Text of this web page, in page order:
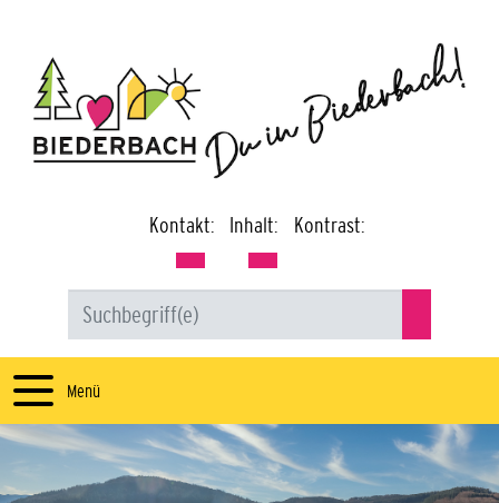
Kontakt: Inhalt: Kontrast:
Menü